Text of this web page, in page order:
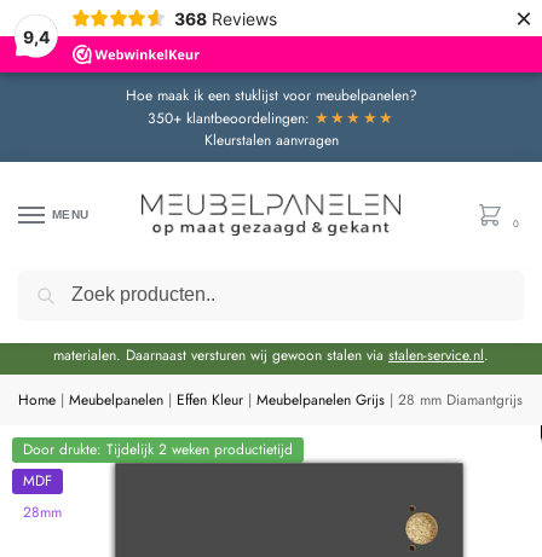
9,4
368 Reviews ×
Hoe maak ik een stuklijst voor meubelpanelen?
350+ klantbeoordelingen: ★★★★★
Kleurstalen aanvragen
MENU
0
Door de bouwvakperiode geldt momenteel een extra levertijd van circa 3 weken
materialen. Daarnaast versturen wij gewoon stalen via stalen-service.nl.
Home | Meubelpanelen | Effen Kleur | Meubelpanelen Grijs | 28 mm Diamantgrijs
Door drukte: Tijdelijk 2 weken productietijd
MDF
28mm